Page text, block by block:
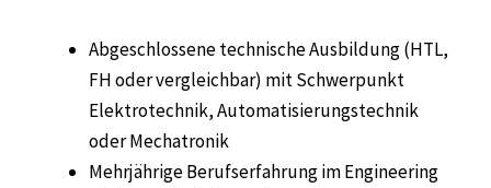
Abgeschlossene technische Ausbildung (HTL,
FH oder vergleichbar) mit Schwerpunkt
Elektrotechnik, Automatisierungstechnik
oder Mechatronik
Mehrjährige Berufserfahrung im Engineering